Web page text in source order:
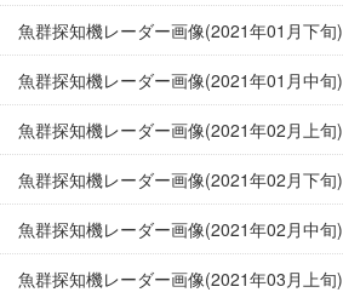
魚群探知機レーダー画像(2021年01月下旬)
魚群探知機レーダー画像(2021年01月中旬)
魚群探知機レーダー画像(2021年02月上旬)
魚群探知機レーダー画像(2021年02月下旬)
魚群探知機レーダー画像(2021年02月中旬)
魚群探知機レーダー画像(2021年03月上旬)